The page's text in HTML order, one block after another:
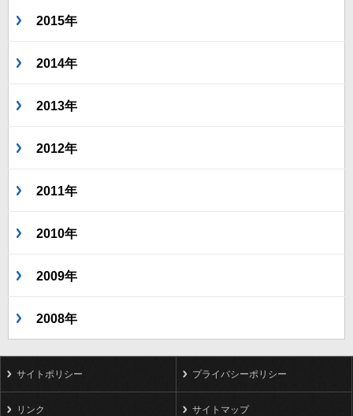
2015年
2014年
2013年
2012年
2011年
2010年
2009年
2008年
サイトポリシー プライバシーポリシー
リンク サイトマップ